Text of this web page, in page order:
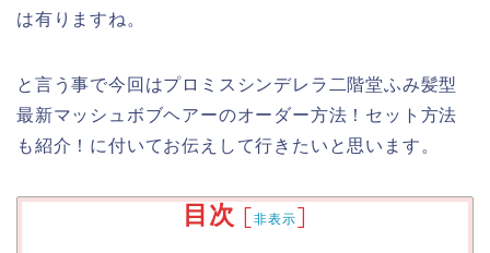
は有りますね。
と言う事で今回はプロミスシンデレラ二階堂ふみ髪型
最新マッシュボブヘアーのオーダー方法！セット方法
も紹介！に付いてお伝えして行きたいと思います。
目次 [非表示]